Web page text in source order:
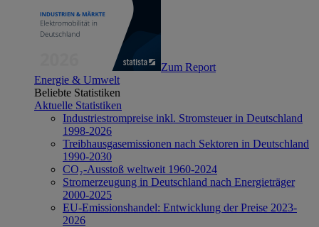
Zum Report
Energie & Umwelt
Beliebte Statistiken
Aktuelle Statistiken
Industriestrompreise inkl. Stromsteuer in Deutschland
1998-2026
Treibhausgasemissionen nach Sektoren in Deutschland
1990-2030
CO₂-Ausstoß weltweit 1960-2024
Stromerzeugung in Deutschland nach Energieträger
2000-2025
EU-Emissionshandel: Entwicklung der Preise 2023-
2026